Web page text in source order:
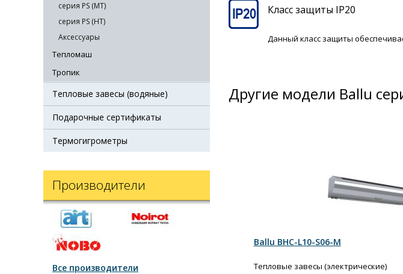
серия PS (MT)
cерия PS (HT)
Аксессуары
Тепломаш
Тропик
Тепловые завесы (водяные)
Подарочные сертификаты
Термогигрометры
Класс защиты IP20
Данный класс защиты
Другие модели Ballu
Ballu BHC-L10-S06-M
Тепловые завесы (электрические)
Производители
Все производители